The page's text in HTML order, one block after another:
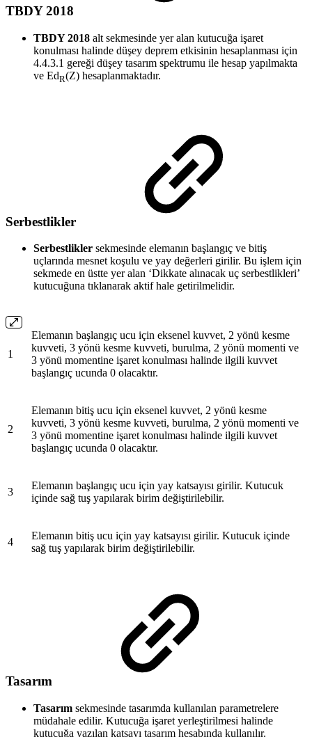
TBDY 2018
TBDY 2018 alt sekmesinde yer alan kutucuğa işaret
konulması halinde düşey deprem etkisinin hesaplanması için
4.4.3.1 gereği düşey tasarım spektrumu ile hesap yapılmakta
ve EdR(Z) hesaplanmaktadır.
Serbestlikler
Serbestlikler sekmesinde elemanın başlangıç ve bitiş
uçlarında mesnet koşulu ve yay değerleri girilir. Bu işlem için
sekmede en üstte yer alan ‘Dikkate alınacak uç serbestlikleri’
kutucuğuna tıklanarak aktif hale getirilmelidir.
1
Elemanın başlangıç ucu için eksenel kuvvet, 2 yönü kesme
kuvveti, 3 yönü kesme kuvveti, burulma, 2 yönü momenti ve
3 yönü momentine işaret konulması halinde ilgili kuvvet
başlangıç ucunda 0 olacaktır.
2
Elemanın bitiş ucu için eksenel kuvvet, 2 yönü kesme
kuvveti, 3 yönü kesme kuvveti, burulma, 2 yönü momenti ve
3 yönü momentine işaret konulması halinde ilgili kuvvet
başlangıç ucunda 0 olacaktır.
3
Elemanın başlangıç ucu için yay katsayısı girilir. Kutucuk
içinde sağ tuş yapılarak birim değiştirilebilir.
4
Elemanın bitiş ucu için yay katsayısı girilir. Kutucuk içinde
sağ tuş yapılarak birim değiştirilebilir.
Tasarım
Tasarım sekmesinde tasarımda kullanılan parametrelere
müdahale edilir. Kutucuğa işaret yerleştirilmesi halinde
kutucuğa yazılan katsayı tasarım hesabında kullanılır.